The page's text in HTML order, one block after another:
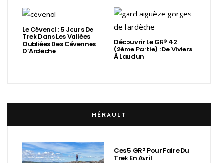
Le Cévenol : 5 Jours De
Trek Dans Les Vallées
Oubliées Des Cévennes
D’Ardèche
Découvrir Le GR® 42
(2ème Partie) : De Viviers
À Laudun
HÉRAULT
Ces 5 GR® Pour Faire Du
Trek En Avril